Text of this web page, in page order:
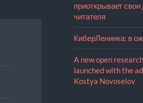
приоткрывает
читателя
КиберЛенинка: в
A new open
launched with the
Kostya Novoselov